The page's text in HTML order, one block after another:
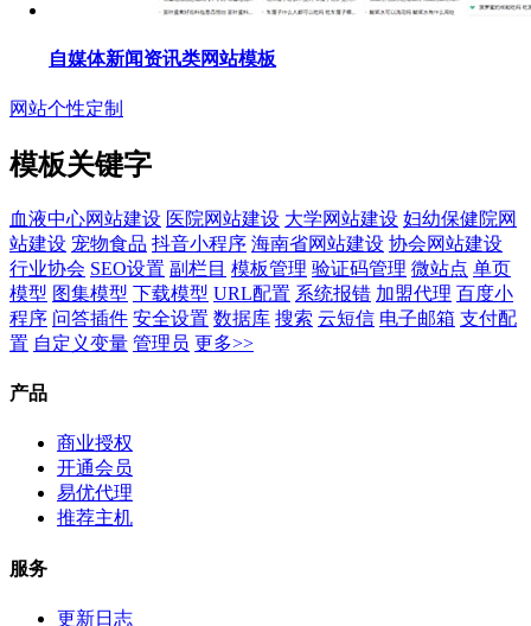
自媒体新闻资讯类网站模板
网站个性定制
模板关键字
血液中心网站建设 医院网站建设 大学网站建设 妇幼保健院网
站建设 宠物食品 抖音小程序 海南省网站建设 协会网站建设
行业协会 SEO设置 副栏目 模板管理 验证码管理 微站点 单页
模型 图集模型 下载模型 URL配置 系统报错 加盟代理 百度小
程序 问答插件 安全设置 数据库 搜索 云短信 电子邮箱 支付配
置 自定义变量 管理员 更多>>
产品
商业授权
开通会员
易优代理
推荐主机
服务
更新日志